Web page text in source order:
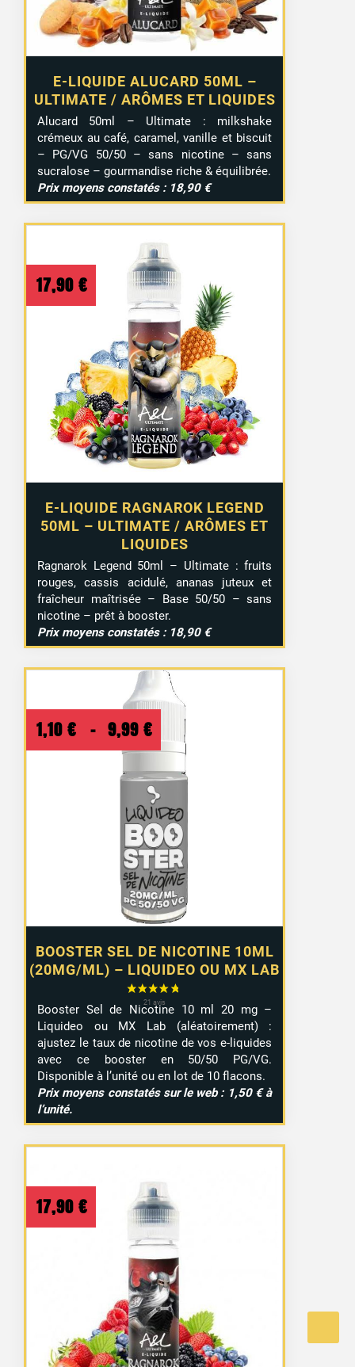
E-LIQUIDE ALUCARD 50ML –
ULTIMATE / ARÔMES ET LIQUIDES
Alucard 50ml – Ultimate : milkshake
crémeux au café, caramel, vanille et biscuit
– PG/VG 50/50 – sans nicotine – sans
sucralose – gourmandise riche & équilibrée.
Prix moyens constatés : 18,90 €
E-LIQUIDE RAGNAROK LEGEND
50ML – ULTIMATE / ARÔMES ET
LIQUIDES
17,90 €
Ragnarok Legend 50ml – Ultimate : fruits
rouges, cassis acidulé, ananas juteux et
fraîcheur maîtrisée – Base 50/50 – sans
nicotine – prêt à booster.
Prix moyens constatés : 18,90 €
BOOSTER SEL DE NICOTINE 10ML
(20MG/ML) – LIQUIDEO OU MX LAB
1,10 € – 9,99 €
Plage
de
prix :
1,10 €
à
9,99 €
Booster Sel de Nicotine 10 ml 20 mg –
Liquideo ou MX Lab (aléatoirement) :
ajustez le taux de nicotine de vos e-liquides
avec ce booster en 50/50 PG/VG.
Disponible à l’unité ou en lot de 10 flacons.
Prix moyens constatés sur le web : 1,50 € à
l’unité.
17,90 €